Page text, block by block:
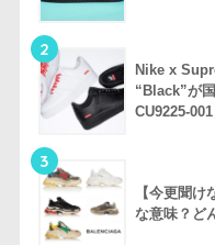
2
Nike x
“Black”が
CU9225-001
3
【今更聞
な意味？ど